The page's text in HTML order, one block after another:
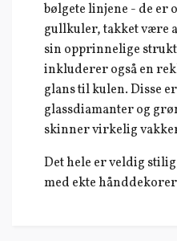
bølgete linjene - de er
gullkuler, takket være
sin opprinnelige
inkluderer også en
glans til kulen. Disse
glassdiamanter og
skinner virkelig
Det hele er veldig
med ekte